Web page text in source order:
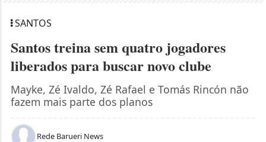
SANTOS
Santos treina sem quatro jogadores
liberados para buscar novo clube
Mayke, Zé Ivaldo, Zé Rafael e Tomás Rincón não
fazem mais parte dos planos
Rede Barueri News